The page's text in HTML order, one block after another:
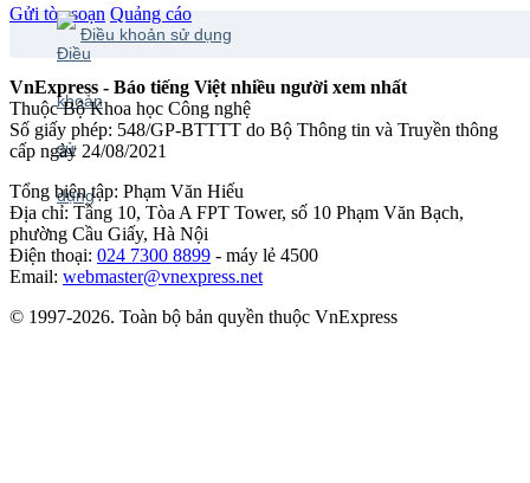
Gửi tòa soạn Quảng cáo
Điều khoản sử dụng
VnExpress - Báo tiếng Việt nhiều người xem nhất
Thuộc Bộ Khoa học Công nghệ
Số giấy phép: 548/GP-BTTTT do Bộ Thông tin và Truyền thông
cấp ngày 24/08/2021
Tổng biên tập: Phạm Văn Hiếu
Địa chỉ: Tầng 10, Tòa A FPT Tower, số 10 Phạm Văn Bạch,
phường Cầu Giấy, Hà Nội
Điện thoại: 024 7300 8899 - máy lẻ 4500
Email: webmaster@vnexpress.net
© 1997-2026. Toàn bộ bản quyền thuộc VnExpress